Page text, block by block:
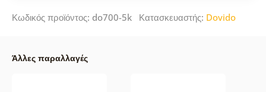
Κωδικός προϊόντος: do700-5k Κατασκευαστής: Dovido
Άλλες παραλλαγές